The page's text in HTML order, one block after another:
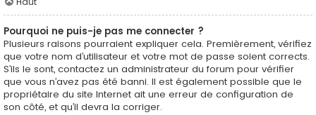
Pourquoi ne puis-je pas me connecter ?
Plusieurs raisons pourraient expliquer cela. Premièrement, vérifiez
que votre nom d’utilisateur et votre mot de passe soient corrects.
S’ils le sont, contactez un administrateur du forum pour vérifier
que vous n’avez pas été banni. Il est également possible que le
propriétaire du site Internet ait une erreur de configuration de
son côté, et qu’il devra la corriger.